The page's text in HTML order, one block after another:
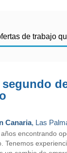
de trabajo
Canaria, Las
encontrando
Tenemos